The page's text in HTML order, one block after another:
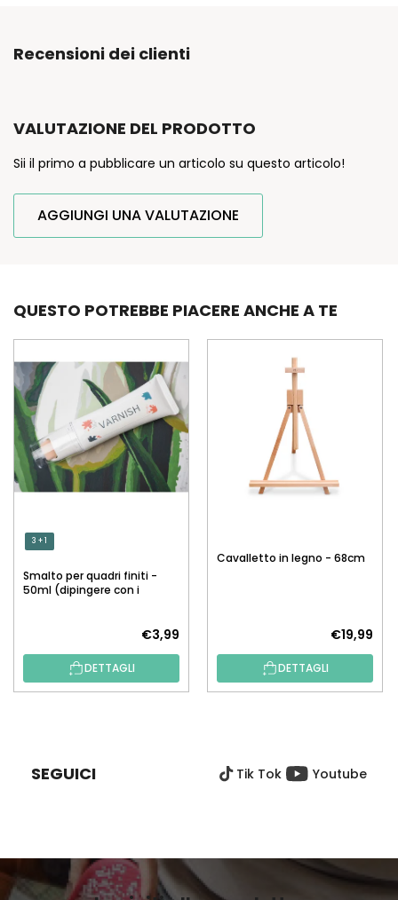
Recensioni dei clienti
VALUTAZIONE DEL PRODOTTO
Sii il primo a pubblicare un articolo su questo articolo!
AGGIUNGI UNA VALUTAZIONE
QUESTO POTREBBE PIACERE ANCHE A TE
3 + 1
Smalto per quadri finiti -
50ml (dipingere con i
€3,99
DETTAGLI
Cavalletto in legno - 68cm
€19,99
DETTAGLI
G
SEGUICI Tik Tok Youtube